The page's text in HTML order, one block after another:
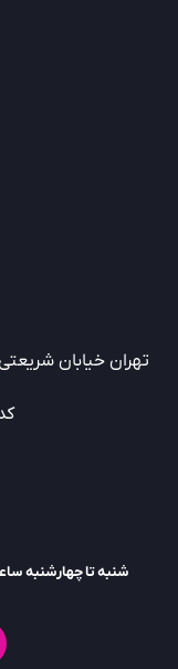
تهران خیابان
شنبه تا چهارشنبه ساعت 8:30 صبح تا 17:30 عصر/